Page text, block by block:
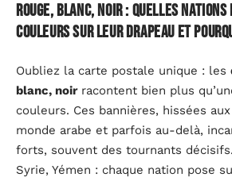
Rouge, blanc, noir : quelles
couleurs sur leur drapeau et
Oubliez la carte postale unique : les
blanc, noirracontent bien plus
couleurs. Ces bannières, hissées
monde arabe et parfois au-delà,
forts, souvent des tournants
Syrie, Yémen : chaque nation pose